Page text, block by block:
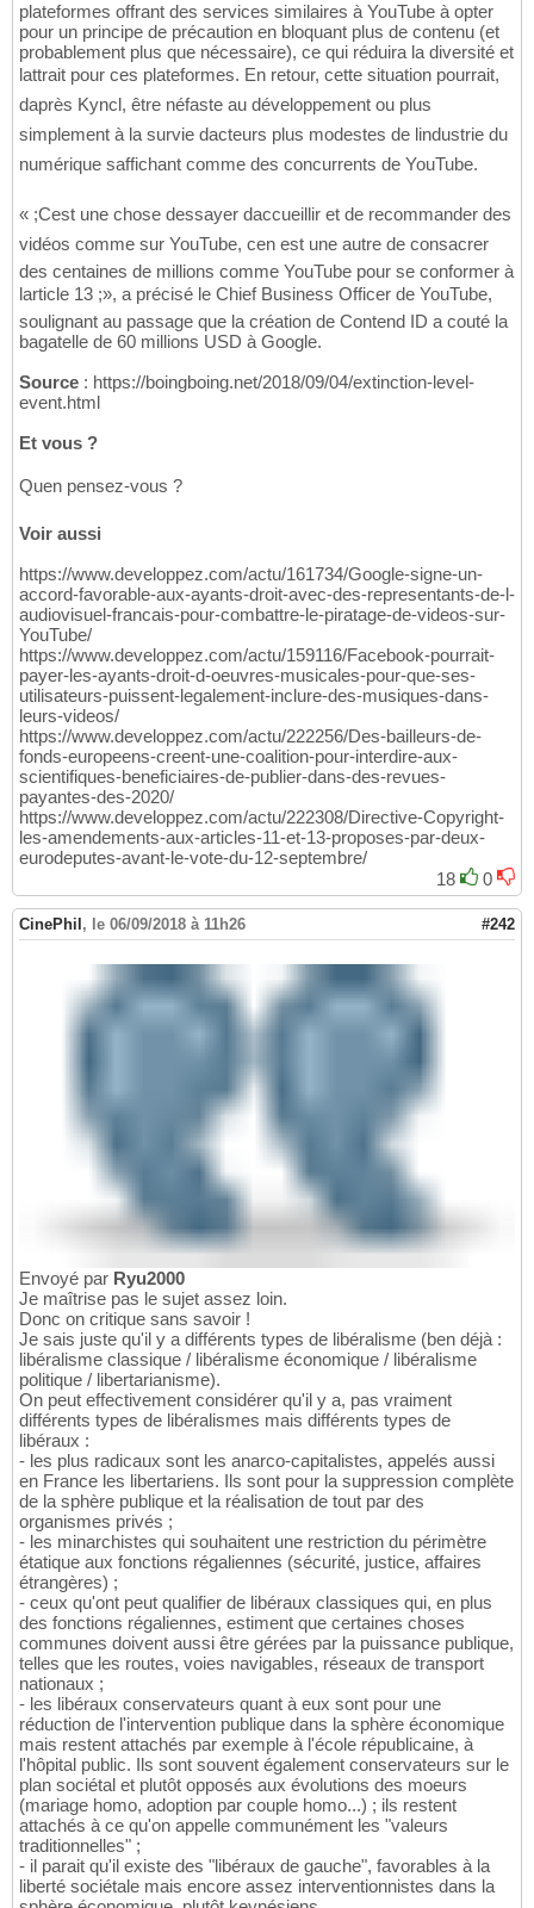
plateformes offrant des services similaires à YouTube à opter
pour un principe de précaution en bloquant plus de contenu (et
probablement plus que nécessaire), ce qui réduira la diversité et
lattrait pour ces plateformes. En retour, cette situation pourrait,
daprès Kyncl, être néfaste au développement ou plus
simplement à la survie dacteurs plus modestes de lindustrie du
numérique saffichant comme des concurrents de YouTube.
« ;Cest une chose dessayer daccueillir et de recommander des
vidéos comme sur YouTube, cen est une autre de consacrer
des centaines de millions comme YouTube pour se conformer à
larticle 13 ;», a précisé le Chief Business Officer de YouTube,
soulignant au passage que la création de Contend ID a couté la
bagatelle de 60 millions USD à Google.
Source : https://boingboing.net/2018/09/04/extinction-level-
event.html
Et vous ?
Quen pensez-vous ?
Voir aussi
https://www.developpez.com/actu/161734/Google-signe-un-
accord-favorable-aux-ayants-droit-avec-des-representants-de-l-
audiovisuel-francais-pour-combattre-le-piratage-de-videos-sur-
YouTube/
https://www.developpez.com/actu/159116/Facebook-pourrait-
payer-les-ayants-droit-d-oeuvres-musicales-pour-que-ses-
utilisateurs-puissent-legalement-inclure-des-musiques-dans-
leurs-videos/
https://www.developpez.com/actu/222256/Des-bailleurs-de-
fonds-europeens-creent-une-coalition-pour-interdire-aux-
scientifiques-beneficiaires-de-publier-dans-des-revues-
payantes-des-2020/
https://www.developpez.com/actu/222308/Directive-Copyright-
les-amendements-aux-articles-11-et-13-proposes-par-deux-
eurodeputes-avant-le-vote-du-12-septembre/
18
0
CinePhil , le 06/09/2018 à 11h26 #242
Envoyé par Ryu2000
Je maîtrise pas le sujet assez loin.
Donc on critique sans savoir !
Je sais juste qu'il y a différents types de libéralisme (ben déjà :
libéralisme classique / libéralisme économique / libéralisme
politique / libertarianisme).
On peut effectivement considérer qu'il y a, pas vraiment
différents types de libéralismes mais différents types de
libéraux :
- les plus radicaux sont les anarco-capitalistes, appelés aussi
en France les libertariens. Ils sont pour la suppression complète
de la sphère publique et la réalisation de tout par des
organismes privés ;
- les minarchistes qui souhaitent une restriction du périmètre
étatique aux fonctions régaliennes (sécurité, justice, affaires
étrangères) ;
- ceux qu'ont peut qualifier de libéraux classiques qui, en plus
des fonctions régaliennes, estiment que certaines choses
communes doivent aussi être gérées par la puissance publique,
telles que les routes, voies navigables, réseaux de transport
nationaux ;
- les libéraux conservateurs quant à eux sont pour une
réduction de l'intervention publique dans la sphère économique
mais restent attachés par exemple à l'école républicaine, à
l'hôpital public. Ils sont souvent également conservateurs sur le
plan sociétal et plutôt opposés aux évolutions des moeurs
(mariage homo, adoption par couple homo...) ; ils restent
attachés à ce qu'on appelle communément les "valeurs
traditionnelles" ;
- il parait qu'il existe des "libéraux de gauche", favorables à la
liberté sociétale mais encore assez interventionnistes dans la